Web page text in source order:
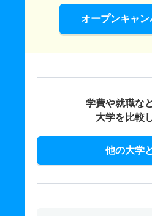
オープンキャ
学費や就職な
大学を比較
他の大学